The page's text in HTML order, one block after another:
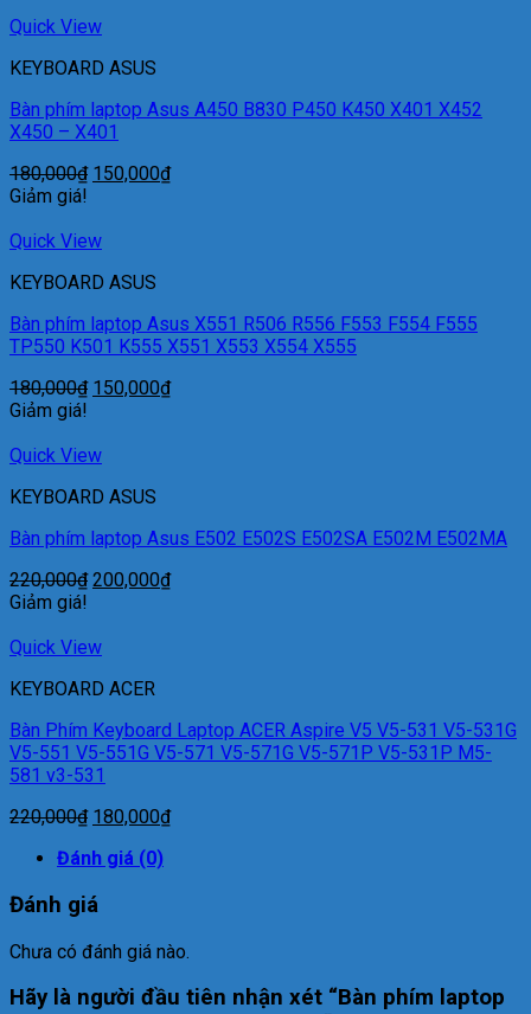
Quick View
KEYBOARD ASUS
Bàn phím laptop Asus A450 B830 P450 K450 X401 X452
X450 – X401
180,000₫ 150,000₫
Giảm giá!
Quick View
KEYBOARD ASUS
Bàn phím laptop Asus X551 R506 R556 F553 F554 F555
TP550 K501 K555 X551 X553 X554 X555
180,000₫ 150,000₫
Giảm giá!
Quick View
KEYBOARD ASUS
Bàn phím laptop Asus E502 E502S E502SA E502M E502MA
220,000₫ 200,000₫
Giảm giá!
Quick View
KEYBOARD ACER
Bàn Phím Keyboard Laptop ACER Aspire V5 V5-531 V5-531G
V5-551 V5-551G V5-571 V5-571G V5-571P V5-531P M5-
581 v3-531
220,000₫ 180,000₫
Đánh giá (0)
Đánh giá
Chưa có đánh giá nào.
Hãy là người đầu tiên nhận xét “Bàn phím laptop